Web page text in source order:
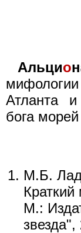
Альцио
Атланта
бога
М.Б.
М.:
звезда",